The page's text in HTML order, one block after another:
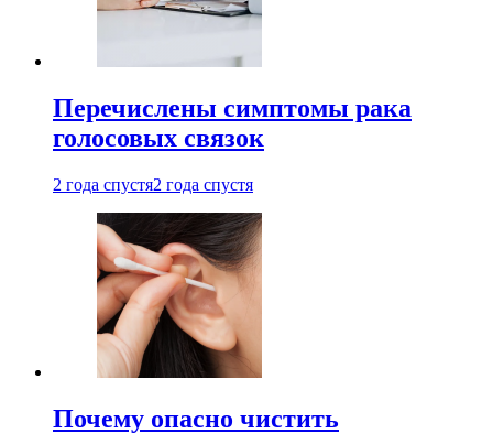
Перечислены симптомы рака
голосовых связок
2 года спустя2 года спустя
Почему опасно чистить